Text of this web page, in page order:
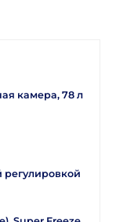
камера, 78 л
регулировкой